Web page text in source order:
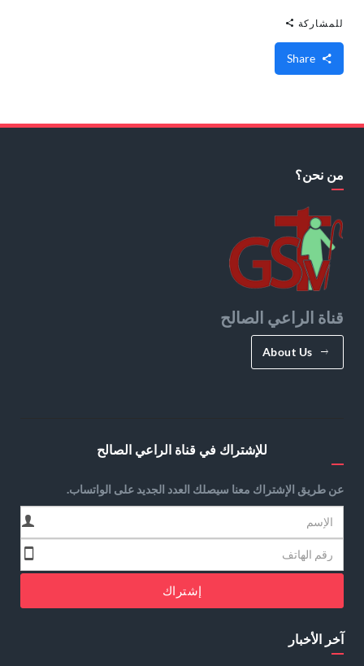
للمشاركة
من نحن؟
قناة الراعي الصالح
About Us
للإشتراك في قناة الراعي الصالح
عن طريق الإشتراك معنا سيصلك العدد الجديد على الواتساب.
إشتراك
آخر الأخبار